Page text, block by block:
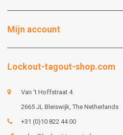
Mijn account
Lockout-tagout-shop.com
Van 't Hoffstraat 4
2665 JL Bleiswijk, The Netherlands
+31 (0)10 822 44 00